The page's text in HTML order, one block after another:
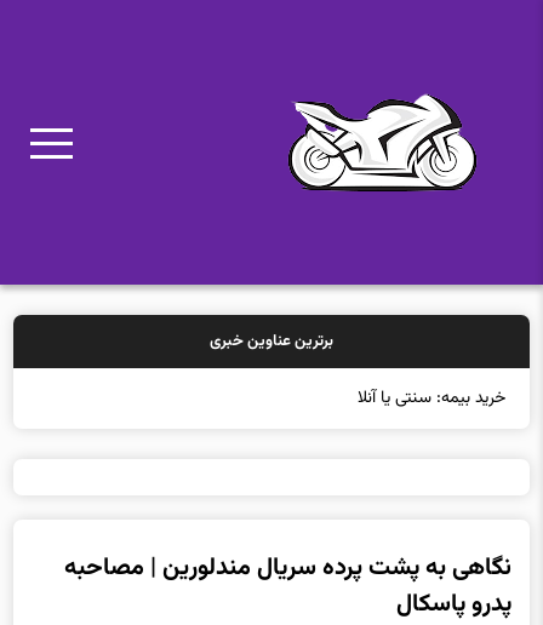
برترین عناوین خبری
خرید بیمه: سنتی یا آنلاین؟ کدامیک تجربه بهتری
نگاهی به پشت پرده سریال مندلورین | مصاحبه
پدرو پاسکال